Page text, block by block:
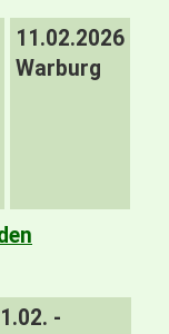
11.02.2026
Warburg
-